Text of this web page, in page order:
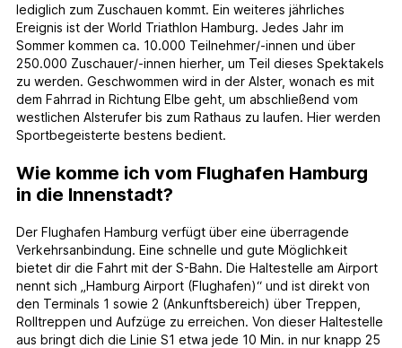
lediglich zum Zuschauen kommt. Ein weiteres jährliches
Ereignis ist der World Triathlon Hamburg. Jedes Jahr im
Sommer kommen ca. 10.000 Teilnehmer/-innen und über
250.000 Zuschauer/-innen hierher, um Teil dieses Spektakels
zu werden. Geschwommen wird in der Alster, wonach es mit
dem Fahrrad in Richtung Elbe geht, um abschließend vom
westlichen Alsterufer bis zum Rathaus zu laufen. Hier werden
Sportbegeisterte bestens bedient.
Wie komme ich vom Flughafen Hamburg
in die Innenstadt?
Der Flughafen Hamburg verfügt über eine überragende
Verkehrsanbindung. Eine schnelle und gute Möglichkeit
bietet dir die Fahrt mit der S-Bahn. Die Haltestelle am Airport
nennt sich „Hamburg Airport (Flughafen)“ und ist direkt von
den Terminals 1 sowie 2 (Ankunftsbereich) über Treppen,
Rolltreppen und Aufzüge zu erreichen. Von dieser Haltestelle
aus bringt dich die Linie S1 etwa jede 10 Min. in nur knapp 25